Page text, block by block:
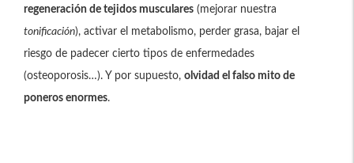
regeneración de tejidos musculares (mejorar nuestra
tonificación), activar el metabolismo, perder grasa, bajar el
riesgo de padecer cierto tipos de enfermedades
(osteoporosis…). Y por supuesto, olvidad el falso mito de
poneros enormes.